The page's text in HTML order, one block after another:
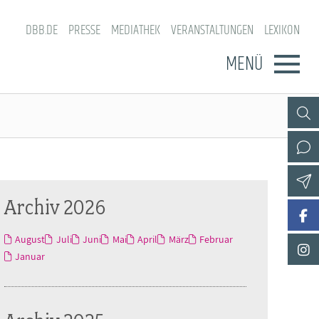
DBB.DE PRESSE MEDIATHEK VERANSTALTUNGEN LEXIKON
MENÜ
Archiv 2026
August Juli Juni Mai April März
Februar
Januar